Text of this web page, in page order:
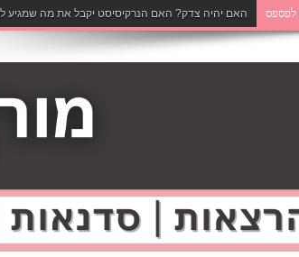
לפספס האם יהיה צדק? האם הנרקיסיסט יקבל את מה שמגיע